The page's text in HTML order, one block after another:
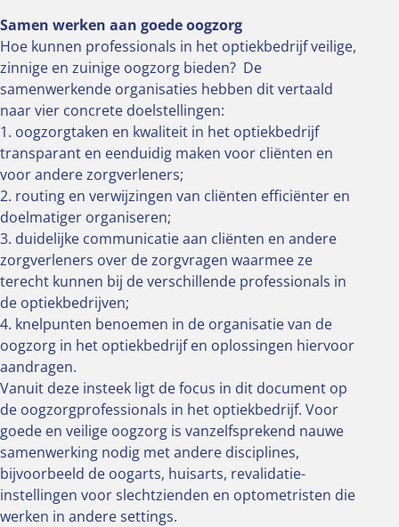
Samen werken aan goede oogzorg
Hoe kunnen professionals in het optiekbedrijf veilige,
zinnige en zuinige oogzorg bieden? De
samenwerkende organisaties hebben dit vertaald
naar vier concrete doelstellingen:
1. oogzorgtaken en kwaliteit in het optiekbedrijf
transparant en eenduidig maken voor cliënten en
voor andere zorgverleners;
2. routing en verwijzingen van cliënten efficiënter en
doelmatiger organiseren;
3. duidelijke communicatie aan cliënten en andere
zorgverleners over de zorgvragen waarmee ze
terecht kunnen bij de verschillende professionals in
de optiekbedrijven;
4. knelpunten benoemen in de organisatie van de
oogzorg in het optiekbedrijf en oplossingen hiervoor
aandragen.
Vanuit deze insteek ligt de focus in dit document op
de oogzorgprofessionals in het optiekbedrijf. Voor
goede en veilige oogzorg is vanzelfsprekend nauwe
samenwerking nodig met andere disciplines,
bijvoorbeeld de oogarts, huisarts, revalidatie-
instellingen voor slechtzienden en optometristen die
werken in andere settings.